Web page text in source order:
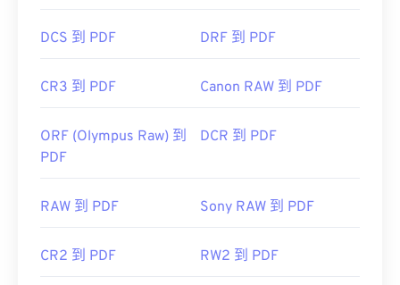
DCS 到 PDF DRF 到 PDF
CR3 到 PDF Canon RAW 到 PDF
ORF (Olympus Raw) 到
PDF
DCR 到 PDF
RAW 到 PDF Sony RAW 到 PDF
CR2 到 PDF RW2 到 PDF